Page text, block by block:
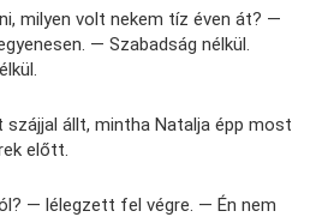
milyen volt nekem tíz éven át? —
— Szabadság nélkül.
állt, mintha Natalja épp most
előtt.
— lélegzett fel végre. — Én nem